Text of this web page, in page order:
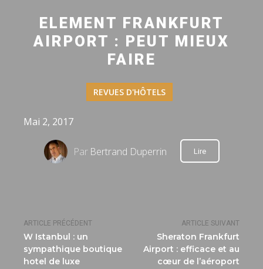
ARTICLE PRÉCÉDENT
W Istanbul : un
sympathique boutique
hotel de luxe
ARTICLE SUIVANT
Sheraton Frankfurt
Airport : efficace et au
cœur de l’aéroport
ELEMENT FRANKFURT
AIRPORT : PEUT MIEUX
FAIRE
REVUES D'HÔTELS
Mai 2, 2017
Par Bertrand Duperrin Lire